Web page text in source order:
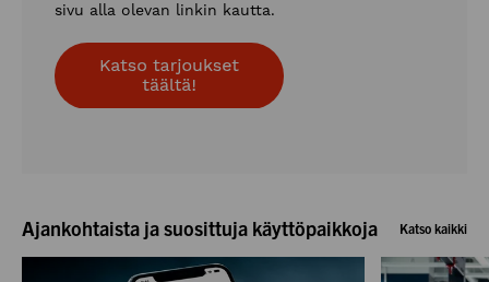
sivu alla olevan linkin kautta.
Ajankohtaista ja suosittuja käyttöpaikkoja Katso kaikki